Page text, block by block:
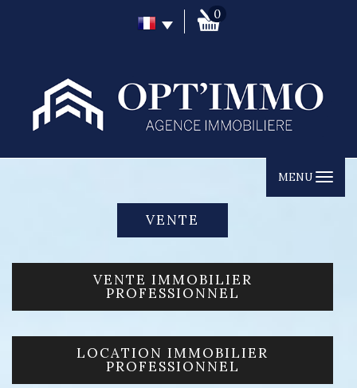
0
MENU
VENTE
VENTE IMMOBILIER
PROFESSIONNEL
LOCATION IMMOBILIER
PROFESSIONNEL